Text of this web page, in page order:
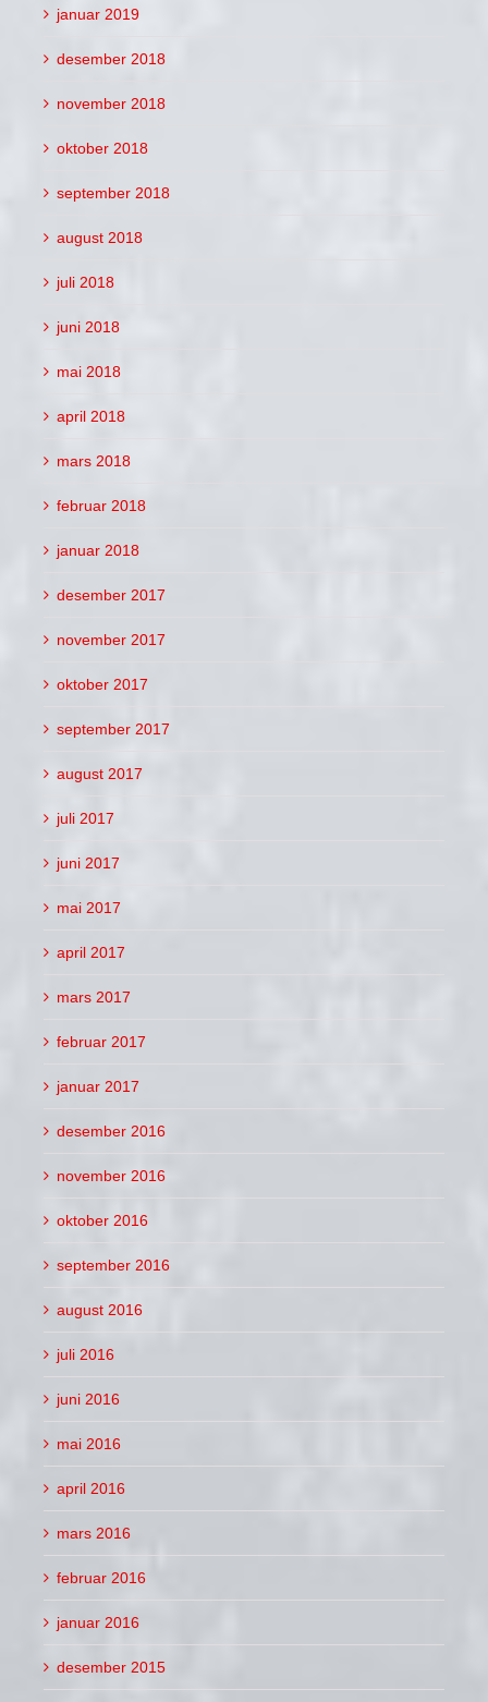
januar 2019
desember 2018
november 2018
oktober 2018
september 2018
august 2018
juli 2018
juni 2018
mai 2018
april 2018
mars 2018
februar 2018
januar 2018
desember 2017
november 2017
oktober 2017
september 2017
august 2017
juli 2017
juni 2017
mai 2017
april 2017
mars 2017
februar 2017
januar 2017
desember 2016
november 2016
oktober 2016
september 2016
august 2016
juli 2016
juni 2016
mai 2016
april 2016
mars 2016
februar 2016
januar 2016
desember 2015